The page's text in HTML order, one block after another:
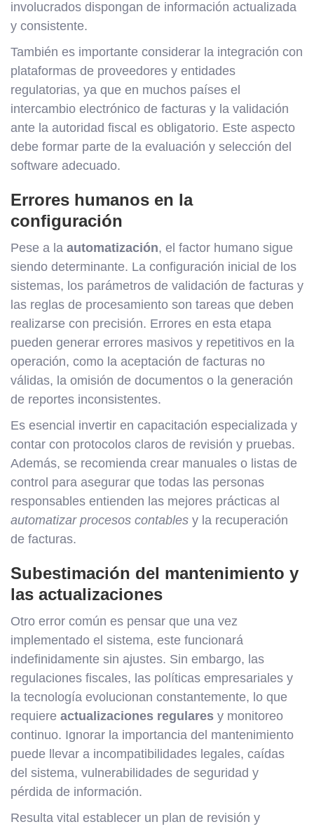
involucrados dispongan de información actualizada
y consistente.
También es importante considerar la integración con
plataformas de proveedores y entidades
regulatorias, ya que en muchos países el
intercambio electrónico de facturas y la validación
ante la autoridad fiscal es obligatorio. Este aspecto
debe formar parte de la evaluación y selección del
software adecuado.
Errores humanos en la
configuración
Pese a la automatización, el factor humano sigue
siendo determinante. La configuración inicial de los
sistemas, los parámetros de validación de facturas y
las reglas de procesamiento son tareas que deben
realizarse con precisión. Errores en esta etapa
pueden generar errores masivos y repetitivos en la
operación, como la aceptación de facturas no
válidas, la omisión de documentos o la generación
de reportes inconsistentes.
Es esencial invertir en capacitación especializada y
contar con protocolos claros de revisión y pruebas.
Además, se recomienda crear manuales o listas de
control para asegurar que todas las personas
responsables entienden las mejores prácticas al
automatizar procesos contables y la recuperación
de facturas.
Subestimación del mantenimiento y
las actualizaciones
Otro error común es pensar que una vez
implementado el sistema, este funcionará
indefinidamente sin ajustes. Sin embargo, las
regulaciones fiscales, las políticas empresariales y
la tecnología evolucionan constantemente, lo que
requiere actualizaciones regulares y monitoreo
continuo. Ignorar la importancia del mantenimiento
puede llevar a incompatibilidades legales, caídas
del sistema, vulnerabilidades de seguridad y
pérdida de información.
Resulta vital establecer un plan de revisión y